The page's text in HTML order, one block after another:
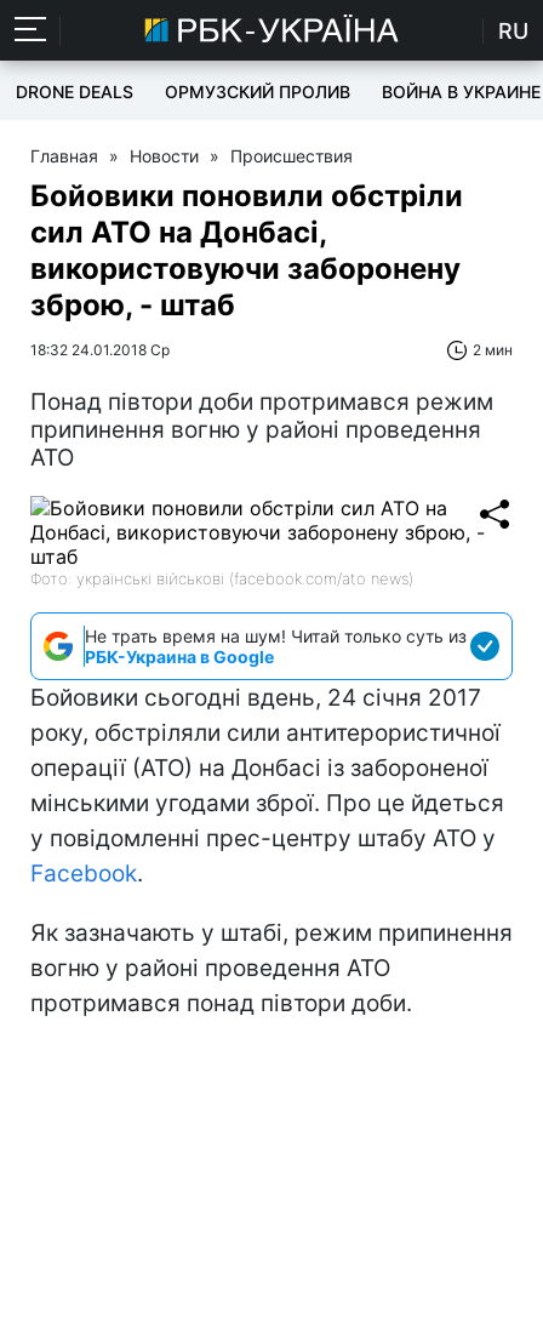
RU
DRONE DEALS ОРМУЗСКИЙ ПРОЛИВ ВОЙНА В УКРАИНЕ
Главная » Новости » Происшествия
Бойовики поновили обстріли
сил АТО на Донбасі,
використовуючи заборонену
зброю, - штаб
18:32 24.01.2018 Ср 2 мин
Понад півтори доби протримався режим
припинення вогню у районі проведення
АТО
Фото: українські військові (facebook.com/ato news)
Не трать время на шум! Читай только суть из
РБК-Украина в Google
Бойовики сьогодні вдень, 24 січня 2017
року, обстріляли сили антитерористичної
операції (АТО) на Донбасі із забороненої
мінськими угодами зброї. Про це йдеться
у повідомленні прес-центру штабу АТО у
Facebook.
Як зазначають у штабі, режим припинення
вогню у районі проведення АТО
протримався понад півтори доби.